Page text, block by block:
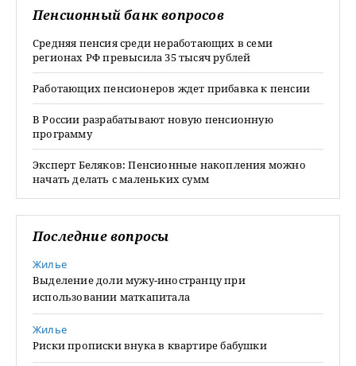
Пенсионный банк вопросов
Средняя пенсия среди неработающих в семи
регионах РФ превысила 35 тысяч рублей
Работающих пенсионеров ждет прибавка к пенсии
В России разрабатывают новую пенсионную
программу
Эксперт Беляков: Пенсионные накопления можно
начать делать с маленьких сумм
Последние вопросы
Жилье
Выделение доли мужу-иностранцу при
использовании маткапитала
Жилье
Риски прописки внука в квартире бабушки